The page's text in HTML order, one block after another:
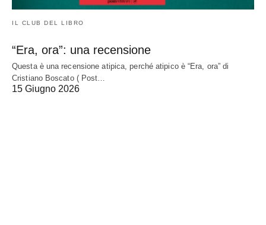
IL CLUB DEL LIBRO
“Era, ora”: una recensione
Questa è una recensione atipica, perché atipico è “Era, ora” di
Cristiano Boscato ( Post…
15 Giugno 2026